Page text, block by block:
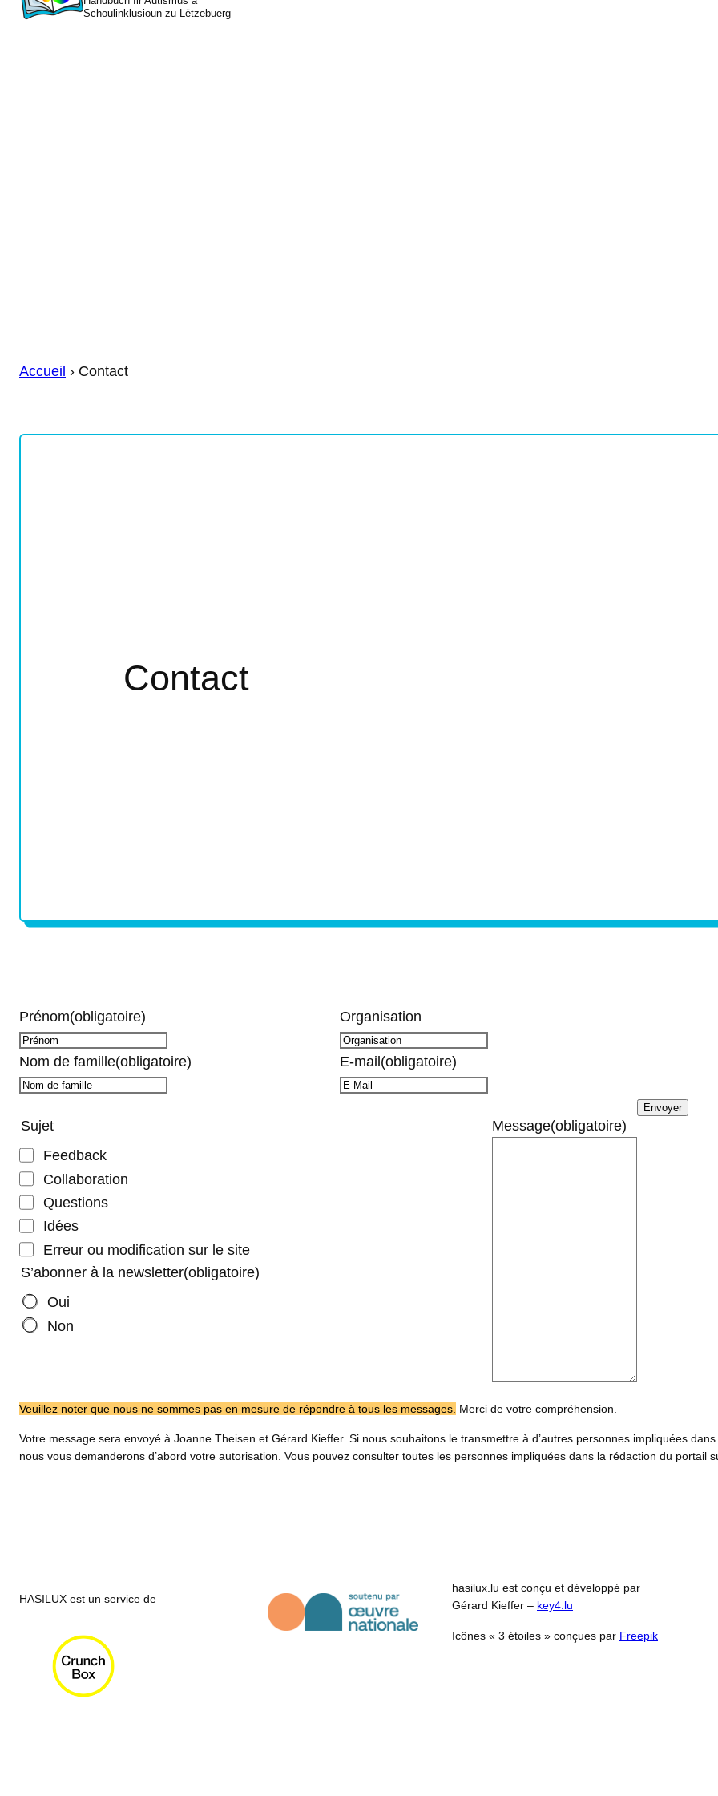
Schoulinklusioun zu Lëtzebuerg
Accueil › Contact
Contact
Prénom(obligatoire)
Nom de famille(obligatoire)
Organisation
E-mail(obligatoire)
Sujet
Feedback
Collaboration
Questions
Idées
Erreur ou modification sur le site
S’abonner à la newsletter(obligatoire)
Oui
Non
Message(obligatoire)
Envoyer
Veuillez noter que nous ne sommes pas en mesure de répondre à tous les messages. Merci de votre compréhension.
Votre message sera envoyé à Joanne Theisen et Gérard Kieffer. Si nous souhaitons le transmettre à d’autres personnes impliquées
nous vous demanderons d’abord votre autorisation. Vous pouvez consulter toutes les personnes impliquées dans la rédaction du portail
HASILUX est un service de
hasilux.lu est conçu et développé par
Gérard Kieffer – key4.lu
Icônes « 3 étoiles » conçues par Freepik